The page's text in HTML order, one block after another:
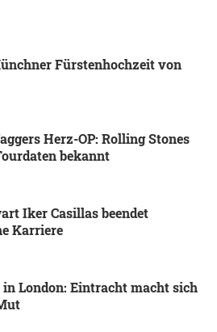
Fürstenhochzeit von
Herz-OP: Rolling Stones
bekannt
Iker Casillas beendet
Karriere
London: Eintracht macht sich